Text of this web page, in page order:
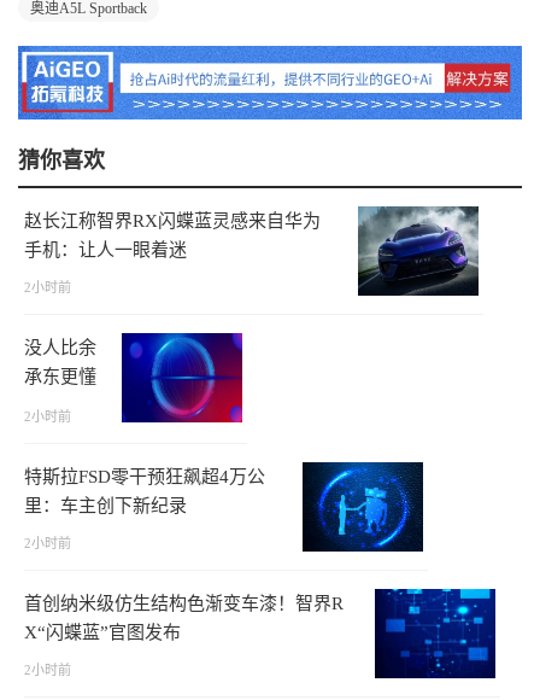
奥迪A5L Sportback
猜你喜欢
赵长江称智界RX闪蝶蓝灵感来自华为
手机：让人一眼着迷
2小时前
没人比余
承东更懂
尊界V80
2小时前
特斯拉FSD零干预狂飙超4万公
里：车主创下新纪录
2小时前
首创纳米级仿生结构色渐变车漆！智界R
X“闪蝶蓝”官图发布
2小时前